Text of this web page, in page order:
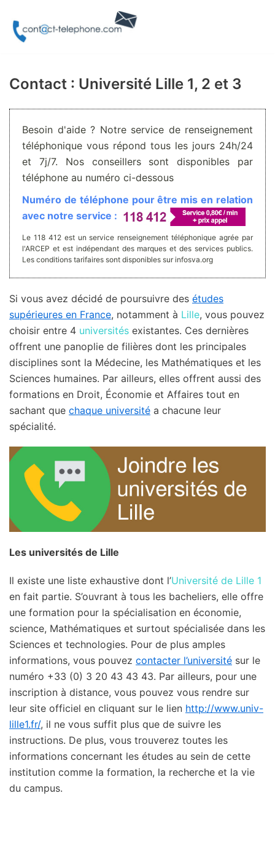
Aller
Contact : Université Lille 1, 2 et 3
Besoin d'aide ? Notre service de renseignement
téléphonique vous répond tous les jours 24h/24
et 7j/7. Nos conseillers sont disponibles par
téléphone au numéro ci-dessous
Numéro de téléphone pour être mis en relation
avec notre service :
Le 118 412 est un service renseignement téléphonique agrée par
l'ARCEP et est indépendant des marques et des services publics.
Les conditions tarifaires sont disponibles sur infosva.org
Si vous avez décidé de poursuivre des études
supérieures en France, notamment à Lille, vous pouvez
choisir entre 4 universités existantes. Ces dernières
offrent une panoplie de filières dont les principales
disciplines sont la Médecine, les Mathématiques et les
Sciences humaines. Par ailleurs, elles offrent aussi des
formations en Droit, Économie et Affaires tout en
sachant que chaque université a chacune leur
spécialité.
Les universités de Lille
Il existe une liste exhaustive dont l’Université de Lille 1
en fait partie. S’ouvrant à tous les bacheliers, elle offre
une formation pour la spécialisation en économie,
science, Mathématiques et surtout spécialisée dans les
Sciences et technologies. Pour de plus amples
informations, vous pouvez contacter l’université sur le
numéro +33 (0) 3 20 43 43 43. Par ailleurs, pour une
inscription à distance, vous pouvez vous rendre sur
leur site officiel en cliquant sur le lien http://www.univ-
lille1.fr/, il ne vous suffit plus que de suivre les
instructions. De plus, vous trouverez toutes les
informations concernant les études au sein de cette
institution comme la formation, la recherche et la vie
du campus.